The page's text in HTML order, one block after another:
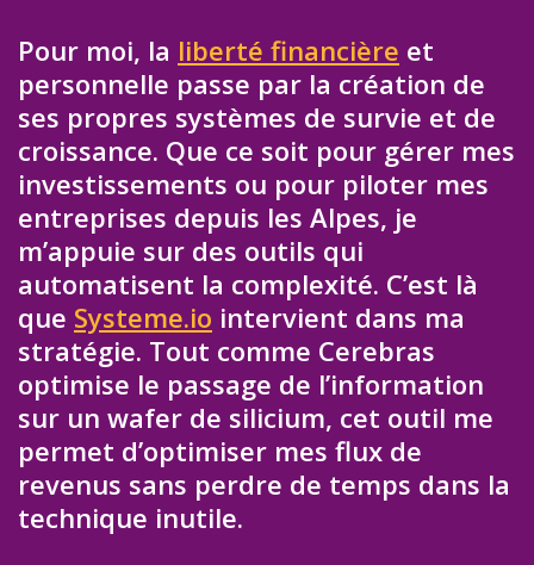
Pour moi, la liberté financière et
personnelle passe par la création de
ses propres systèmes de survie et de
croissance. Que ce soit pour gérer mes
investissements ou pour piloter mes
entreprises depuis les Alpes, je
m’appuie sur des outils qui
automatisent la complexité. C’est là
que Systeme.io intervient dans ma
stratégie. Tout comme Cerebras
optimise le passage de l’information
sur un wafer de silicium, cet outil me
permet d’optimiser mes flux de
revenus sans perdre de temps dans la
technique inutile.